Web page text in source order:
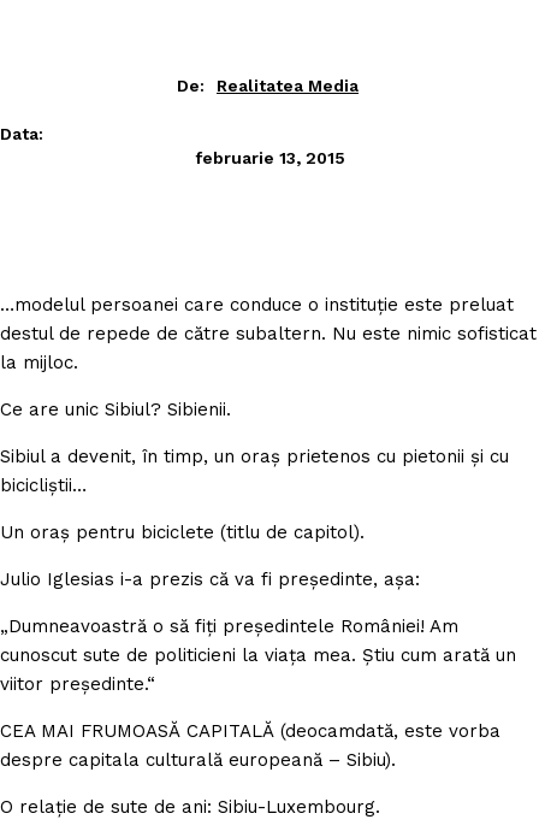
De: Realitatea Media
Data:
februarie 13, 2015
…modelul persoanei care conduce o instituţie este preluat
destul de repede de către subaltern. Nu este nimic sofisticat
la mijloc.
Ce are unic Sibiul? Sibienii.
Sibiul a devenit, în timp, un oraş prietenos cu pietonii şi cu
bicicliştii…
Un oraş pentru biciclete (titlu de capitol).
Julio Iglesias i-a prezis că va fi preşedinte, aşa:
„Dumneavoastră o să fiţi preşedintele României! Am
cunoscut sute de politicieni la viaţa mea. Ştiu cum arată un
viitor preşedinte.“
CEA MAI FRUMOASĂ CAPITALĂ (deocamdată, este vorba
despre capitala culturală europeană – Sibiu).
O relaţie de sute de ani: Sibiu-Luxembourg.